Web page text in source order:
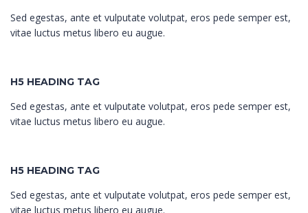
Sed egestas, ante et vulputate volutpat, eros pede semper est,
vitae luctus metus libero eu augue.
H5 HEADING TAG
Sed egestas, ante et vulputate volutpat, eros pede semper est,
vitae luctus metus libero eu augue.
H5 HEADING TAG
Sed egestas, ante et vulputate volutpat, eros pede semper est,
vitae luctus metus libero eu augue.